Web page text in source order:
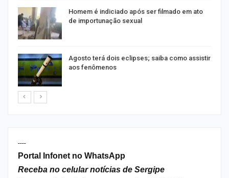
Homem é indiciado após ser filmado em ato
de importunação sexual
Agosto terá dois eclipses; saiba como assistir
aos fenômenos
----
Portal Infonet no WhatsApp
Receba no celular notícias de Sergipe